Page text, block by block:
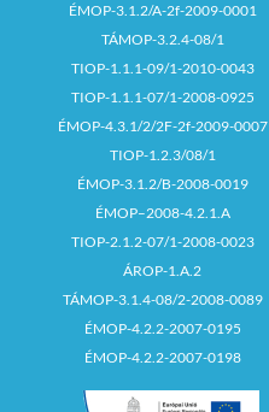
ÉMOP-3.1.2/A-2f-2009-0001
TÁMOP-3.2.4-08/1
TIOP-1.1.1-09/1-2010-0043
TIOP-1.1.1-07/1-2008-0925
ÉMOP-4.3.1/2/2F-2f-2009-0007
TIOP-1.2.3/08/1
ÉMOP-3.1.2/B-2008-0019
ÉMOP–2008-4.2.1.A
TIOP-2.1.2-07/1-2008-0023
ÁROP-1.A.2
TÁMOP-3.1.4-08/2-2008-0089
ÉMOP-4.2.2-2007-0195
ÉMOP-4.2.2-2007-0198